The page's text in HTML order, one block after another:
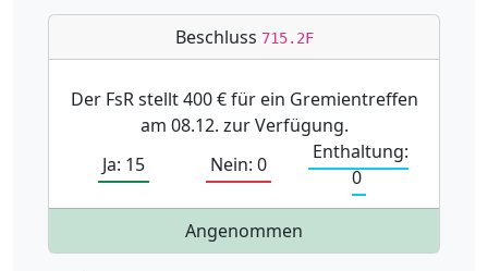
Beschluss 715.2F
Der FsR stellt 400 € für ein Gremientreffen
am 08.12. zur Verfügung.
Ja: 15
Nein: 0
Enthaltung:
0
Angenommen